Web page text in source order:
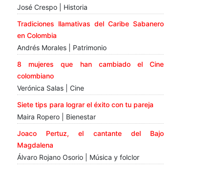
José Crespo | Historia
Tradiciones llamativas del Caribe Sabanero
en Colombia
Andrés Morales | Patrimonio
8 mujeres que han cambiado el Cine
colombiano
Verónica Salas | Cine
Siete tips para lograr el éxito con tu pareja
Maira Ropero | Bienestar
Joaco Pertuz, el cantante del Bajo
Magdalena
Álvaro Rojano Osorio | Música y folclor